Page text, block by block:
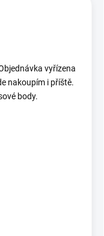
vyřízena
nakoupím i příště.
body.